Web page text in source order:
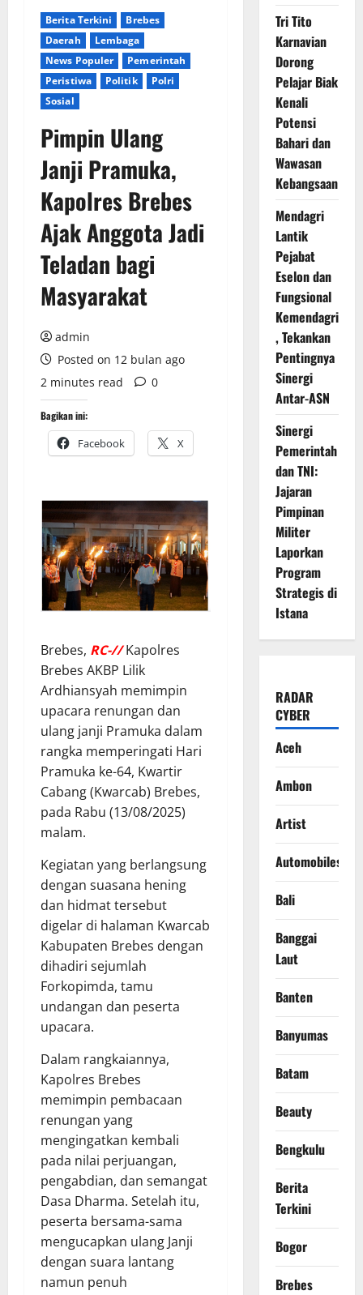
Berita Terkini
Brebes
Daerah
Lembaga
News Populer
Pemerintah
Peristiwa
Politik
Polri
Sosial
Pimpin Ulang
Janji Pramuka,
Kapolres Brebes
Ajak Anggota Jadi
Teladan bagi
Masyarakat
admin
Posted on 12 bulan ago
2 minutes read
0
Bagikan ini:
Facebook X
Brebes, RC-//Kapolres
Brebes AKBP Lilik
Ardhiansyah memimpin
upacara renungan dan
ulang janji Pramuka dalam
rangka memperingati Hari
Pramuka ke-64, Kwartir
Cabang (Kwarcab) Brebes,
pada Rabu (13/08/2025)
malam.
Kegiatan yang berlangsung
dengan suasana hening
dan hidmat tersebut
digelar di halaman Kwarcab
Kabupaten Brebes dengan
dihadiri sejumlah
Forkopimda, tamu
undangan dan peserta
upacara.
Dalam rangkaiannya,
Kapolres Brebes
memimpin pembacaan
renungan yang
mengingatkan kembali
pada nilai perjuangan,
pengabdian, dan semangat
Dasa Dharma. Setelah itu,
peserta bersama-sama
mengucapkan ulang Janji
dengan suara lantang
namun penuh
Tri Tito
Karnavian
Dorong
Pelajar Biak
Kenali
Potensi
Bahari dan
Wawasan
Kebangsaan
Mendagri
Lantik
Pejabat
Eselon dan
Fungsional
Kemendagri
, Tekankan
Pentingnya
Sinergi
Antar-ASN
Sinergi
Pemerintah
dan TNI:
Jajaran
Pimpinan
Militer
Laporkan
Program
Strategis di
Istana
RADAR
CYBER
Aceh
Ambon
Artist
Automobiles
Bali
Banggai
Laut
Banten
Banyumas
Batam
Beauty
Bengkulu
Berita
Terkini
Bogor
Brebes